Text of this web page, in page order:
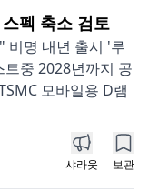
펙 축소 검토
비명 내년 출시 '루
중 2028년까지 공
모바일용 D램
샤라웃 보관